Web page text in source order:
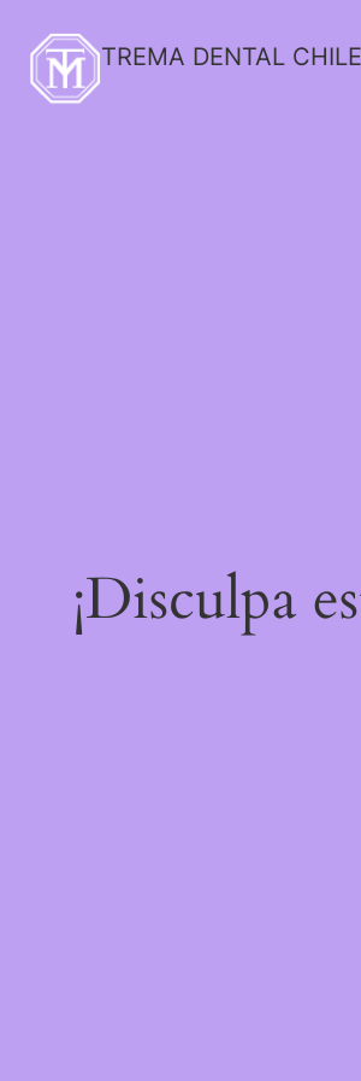
TREMA DENTAL CHILE
¡Disculpa